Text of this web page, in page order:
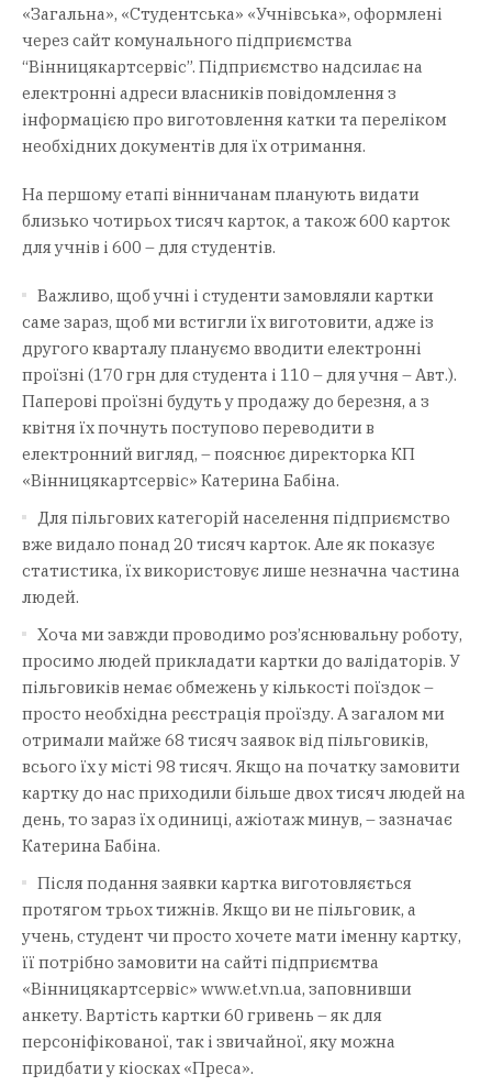
«Загальна», «Студентська» «Учнівська», оформлені
через сайт комунального підприємства
“Вінницякартсервіс”. Підприємство надсилає на
електронні адреси власників повідомлення з
інформацією про виготовлення катки та переліком
необхідних документів для їх отримання.
На першому етапі вінничанам планують видати
близько чотирьох тисяч карток, а також 600 карток
для учнів і 600 – для студентів.
Важливо, щоб учні і студенти замовляли картки
саме зараз, щоб ми встигли їх виготовити, адже із
другого кварталу плануємо вводити електронні
проїзні (170 грн для студента і 110 – для учня – Авт.).
Паперові проїзні будуть у продажу до березня, а з
квітня їх почнуть поступово переводити в
електронний вигляд, – пояснює директорка КП
«Вінницякартсервіс» Катерина Бабіна.
Для пільгових категорій населення підприємство
вже видало понад 20 тисяч карток. Але як показує
статистика, їх використовує лише незначна частина
людей.
Хоча ми завжди проводимо роз’яснювальну роботу,
просимо людей прикладати картки до валідаторів. У
пільговиків немає обмежень у кількості поїздок –
просто необхідна реєстрація проїзду. А загалом ми
отримали майже 68 тисяч заявок від пільговиків,
всього їх у місті 98 тисяч. Якщо на початку замовити
картку до нас приходили більше двох тисяч людей на
день, то зараз їх одиниці, ажіотаж минув, – зазначає
Катерина Бабіна.
Після подання заявки картка виготовляється
протягом трьох тижнів. Якщо ви не пільговик, а
учень, студент чи просто хочете мати іменну картку,
її потрібно замовити на сайті підприємтва
«Вінницякартсервіс» www.et.vn.ua, заповнивши
анкету. Вартість картки 60 гривень – як для
персоніфікованої, так і звичайної, яку можна
придбати у кіосках «Преса».